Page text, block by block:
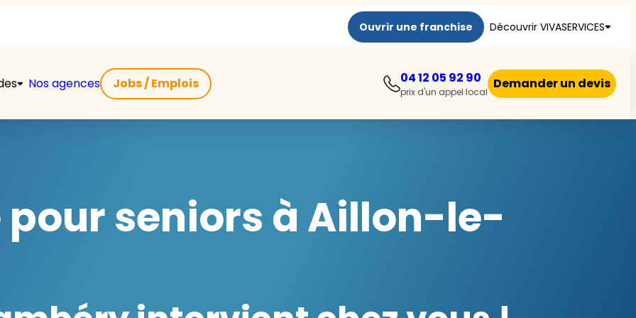
Ouvrir une franchise Découvrir VIVASERVICES
Nos agences Jobs / Emplois 04 12 05 92 90
prix d'un appel local
Demander un devis
seniors à Aillon-le-